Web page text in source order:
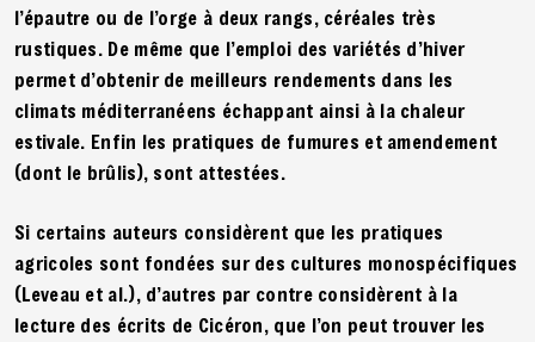
l’épautre ou de l’orge à deux rangs, céréales très
rustiques. De même que l’emploi des variétés d’hiver
permet d’obtenir de meilleurs rendements dans les
climats méditerranéens échappant ainsi à la chaleur
estivale. Enfin les pratiques de fumures et amendement
(dont le brûlis), sont attestées.
Si certains auteurs considèrent que les pratiques
agricoles sont fondées sur des cultures monospécifiques
(Leveau et al.), d’autres par contre considèrent à la
lecture des écrits de Cicéron, que l’on peut trouver les